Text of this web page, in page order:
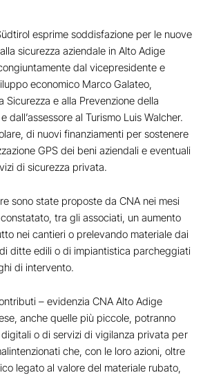
esprime soddisfazione per le nuove
sicurezza aziendale in Alto Adige
dal vicepresidente e
economico Marco Galateo,
Sicurezza e alla Prevenzione della
dall’assessore al Turismo Luis Walcher.
di nuovi finanziamenti per sostenere
GPS dei beni aziendali e eventuali
di sicurezza privata.
sono state proposte da CNA nei mesi
tra gli associati, un aumento
nei cantieri o prelevando materiale dai
ditte edili o di impiantistica parcheggiati
di intervento.
– evidenzia CNA Alto Adige
anche quelle più piccole, potranno
o di servizi di vigilanza privata per
che, con le loro azioni, oltre
legato al valore del materiale rubato,